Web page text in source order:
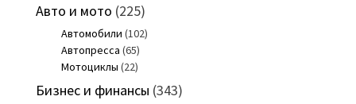
Авто и мото (225)
Автомобили (102)
Автопресса (65)
Мотоциклы (22)
Бизнес и финансы (343)